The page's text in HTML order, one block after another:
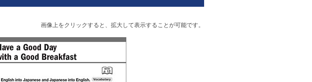
画像上をクリックすると、拡大して表示することが可能です。